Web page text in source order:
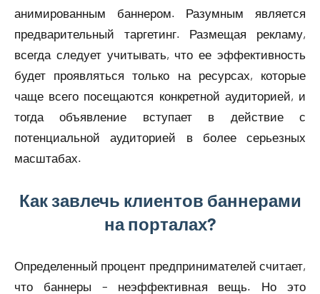
анимированным баннером. Разумным является
предварительный таргетинг. Размещая рекламу,
всегда следует учитывать, что ее эффективность
будет проявляться только на ресурсах, которые
чаще всего посещаются конкретной аудиторией, и
тогда объявление вступает в действие с
потенциальной аудиторией в более серьезных
масштабах.
Как завлечь клиентов баннерами
на порталах?
Определенный процент предпринимателей считает,
что баннеры – неэффективная вещь. Но это